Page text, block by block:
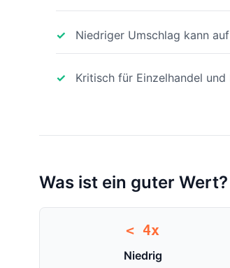
Niedriger Umschlag kann
Kritisch für Einzelhandel und
Was ist ein guter Wert?
< 4x
Niedrig